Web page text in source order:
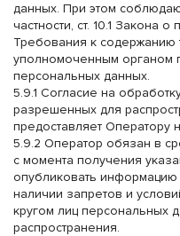
данных. При этом
частности, ст. 10.1 Закона
Требования к содержанию
уполномоченным органом
персональных данных.
5.9.1 Согласие на
разрешенных для
предоставляет Оператору
5.9.2 Оператор обязан в
с момента получения
опубликовать
наличии запретов и
кругом лиц персональных
распространения.
Магазины
Щелково
Солнечногорск
Выбрать магазин
Щелково